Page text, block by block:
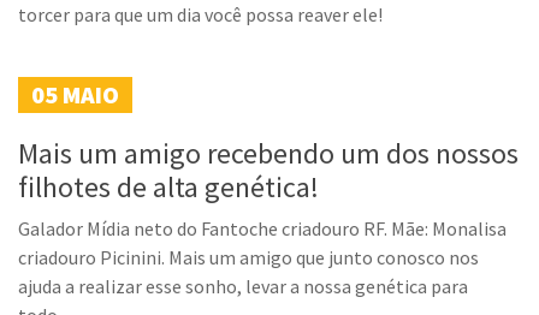
torcer para que um dia você possa reaver ele!
05 MAIO
Mais um amigo recebendo um dos nossos
filhotes de alta genética!
Galador Mídia neto do Fantoche criadouro RF. Mãe: Monalisa
criadouro Picinini. Mais um amigo que junto conosco nos
ajuda a realizar esse sonho, levar a nossa genética para